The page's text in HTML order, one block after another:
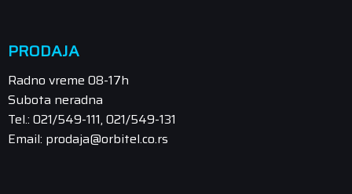
PRODAJA
Radno vreme 08-17h
Subota neradna
Tel.: 021/549-111, 021/549-131
Email: prodaja@orbitel.co.rs